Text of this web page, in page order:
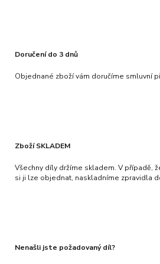
Doručení do 3 dnů
Objednané zboží vám doručíme smluvní
Zboží SKLADEM
Všechny díly držíme skladem. V případě,
si ji lze objednat, naskladníme zpravidla
Nenašli jste požadovaný díl?